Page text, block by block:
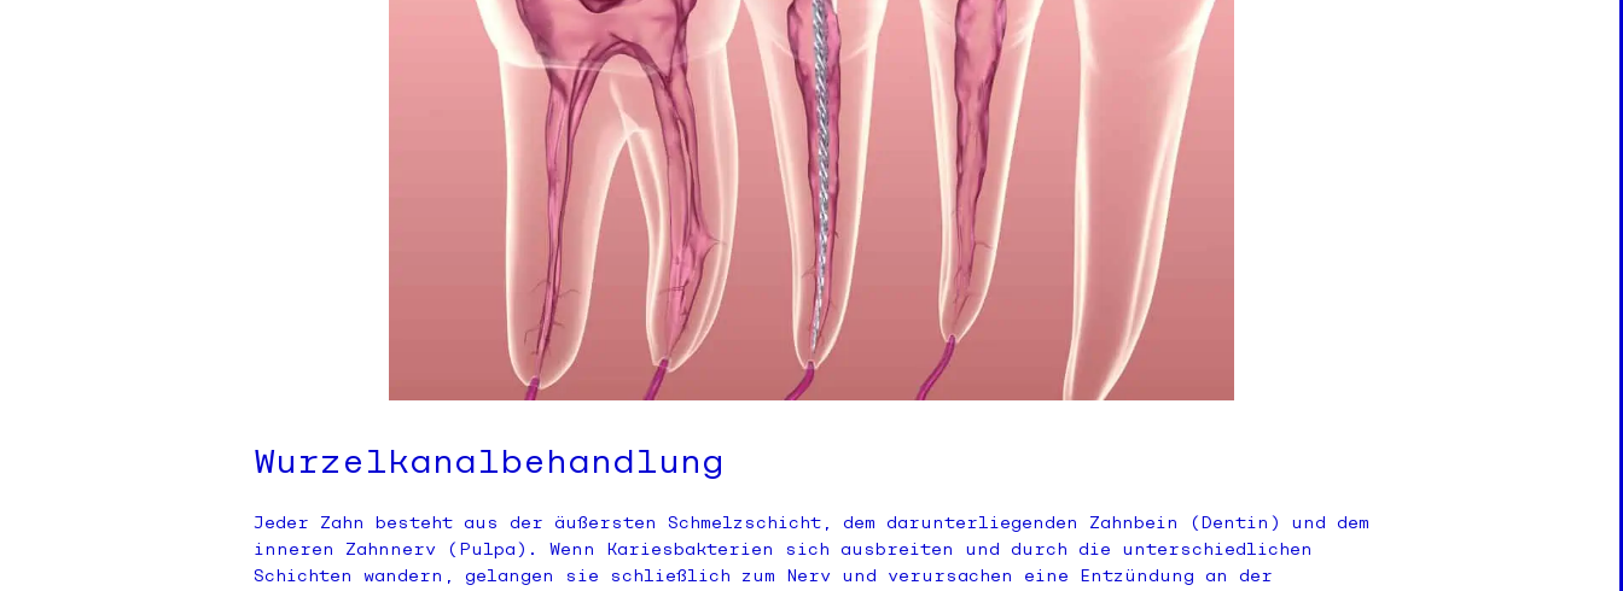
Wurzelkanalbehandlung
Jeder Zahn besteht aus der äußersten Schmelzschicht, dem darunterliegenden Zahnbein (Dentin) und dem
inneren Zahnnerv (Pulpa). Wenn Kariesbakterien sich ausbreiten und durch die unterschiedlichen
Schichten wandern, gelangen sie schließlich zum Nerv und verursachen eine Entzündung an der
prev